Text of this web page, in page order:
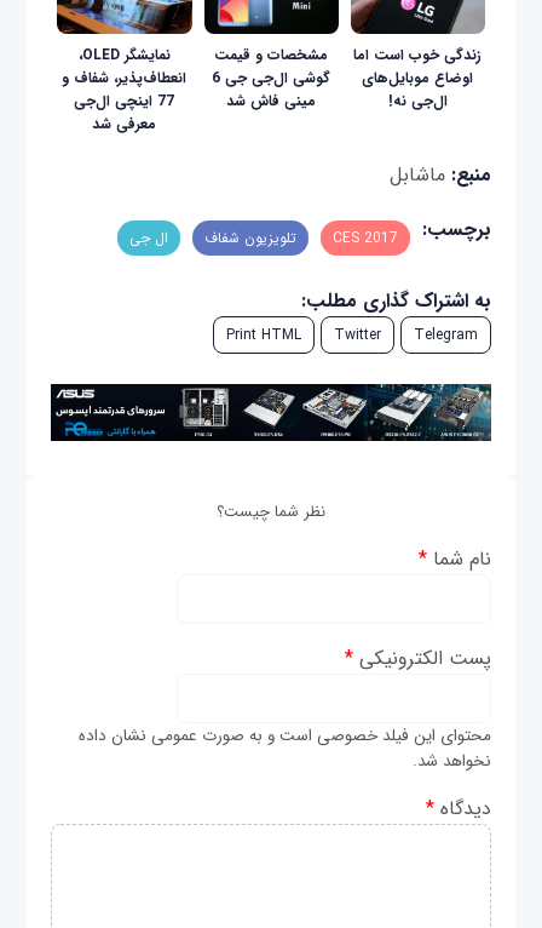
زندگی خوب است اما
اوضاع موبایل‌های
ال‌جی نه!
مشخصات و قیمت
گوشی ال‌جی جی 6
مینی فاش شد
نمایشگر OLED،
انعطاف‌پذیر، شفاف و
77 اینچی ال‌جی
معرفی شد
منبع:ماشابل
برچسب:
CES 2017 تلویزیون شفاف ال جی
به اشتراک گذاری مطلب:
Telegram
Twitter
Print HTML
نظر شما چیست؟
نام شما*
پست الکترونیکی*
محتوای این فیلد خصوصی است و به صورت عمومی نشان داده
نخواهد شد.
دیدگاه*